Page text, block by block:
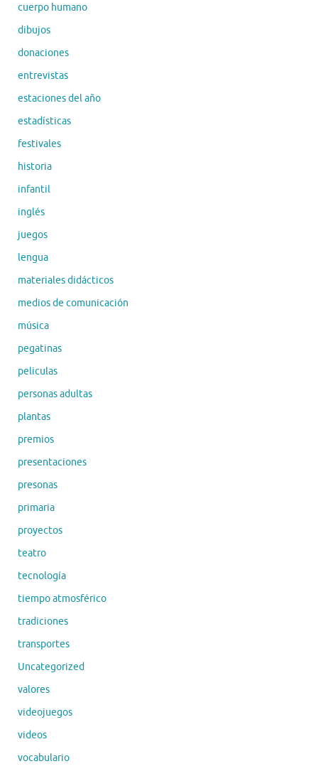
cuerpo humano
dibujos
donaciones
entrevistas
estaciones del año
estadísticas
festivales
historia
infantil
inglés
juegos
lengua
materiales didácticos
medios de comunicación
música
pegatinas
peliculas
personas adultas
plantas
premios
presentaciones
presonas
primaria
proyectos
teatro
tecnología
tiempo atmosférico
tradiciones
transportes
Uncategorized
valores
videojuegos
videos
vocabulario